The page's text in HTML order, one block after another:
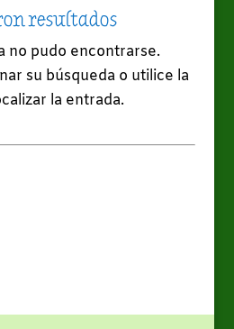
resultados
no pudo encontrarse.
su búsqueda o utilice la
la entrada.